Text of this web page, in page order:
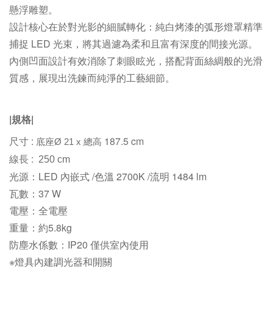
懸浮雕塑。
設計核心在於對光影的細膩轉化：純白烤漆的弧形燈罩精準
捕捉 LED 光束，將其過濾為柔和且富有深度的間接光源。
內側凹面設計有效消除了刺眼眩光，搭配背面絲綢般的光滑
質感，展現出洗鍊而純淨的工藝細節。
|規格|
尺寸 : 底座Ø 21 x 總高 187.5 cm
線長 : 250 cm
光源：LED 內嵌式 /色溫 2700K /流明 1484 lm
瓦數：37 W
電壓：全電壓
重量：約5.8kg
防塵水係數：IP20 僅供室內使用
※燈具內建調光器和開關